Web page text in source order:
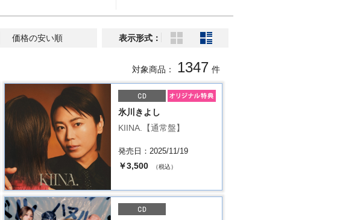
価格の安い順 表示形式：
対象商品： 1347 件
氷川きよし
KIINA.【通常盤】
発売日：2025/11/19
￥3,500 （税込）